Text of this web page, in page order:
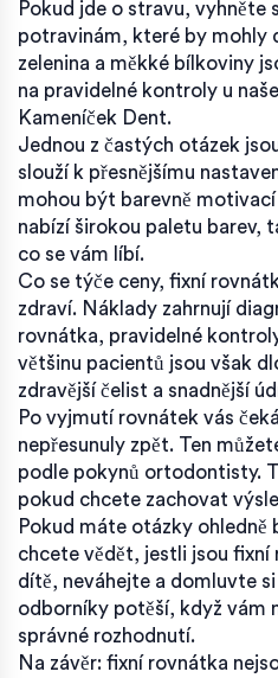
Pokud jde o stravu, vyhněte
potravinám, které by mohly
zelenina a měkké bílkoviny
na pravidelné kontroly u
Kameníček Dent.
Jednou z častých otázek
slouží k přesnějšímu
mohou být barevně
nabízí širokou paletu barev,
co se vám líbí.
Co se týče ceny, fixní
zdraví. Náklady zahrnují
rovnátka, pravidelné
většinu pacientů jsou však
zdravější čelist a snadnější
Po vyjmutí rovnátek vás čeká
nepřesunuly zpět. Ten
podle pokynů ortodontisty.
pokud chcete zachovat
Pokud máte otázky ohledně
chcete vědět, jestli jsou
dítě, neváhejte a domluvte
odborníky potěší, když vám
správné rozhodnutí.
Na závěr: fixní rovnátka